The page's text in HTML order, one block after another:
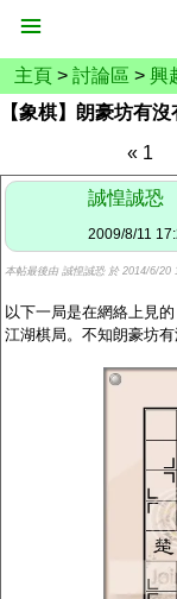
主頁 > 討論區 > 興
【象棋】朗豪坊有
« 1
誠惶誠恐
2009/8/11
本帖最後由 誠惶誠恐 於 2014/6/20
以下一局是在網絡上見
江湖棋局。不知朗豪坊